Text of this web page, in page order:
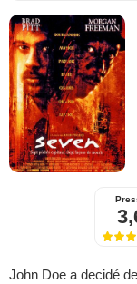
John Doe a decidé